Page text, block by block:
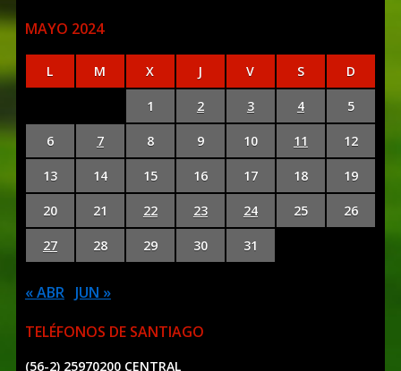
MAYO 2024
L M X J V S D
1 2 3 4 5
6 7 8 9 10 11 12
13 14 15 16 17 18 19
20 21 22 23 24 25 26
27 28 29 30 31
« ABR JUN »
TELÉFONOS DE SANTIAGO
(56-2) 25970200 CENTRAL